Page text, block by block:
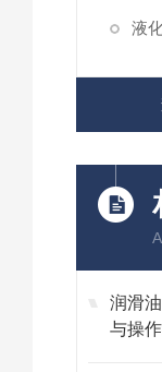
液
润滑
与操